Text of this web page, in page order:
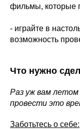
фильмы, которые
- играйте в
возможность
Что нужно
Раз уж вам
провести это
Заботьтесь о себе: